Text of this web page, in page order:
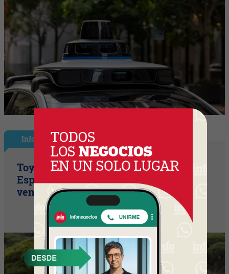
InfoNegocios España
Toyota consolida su liderazgo en
España en julio tras hacer crecer sus
ventas un 10% en 2026